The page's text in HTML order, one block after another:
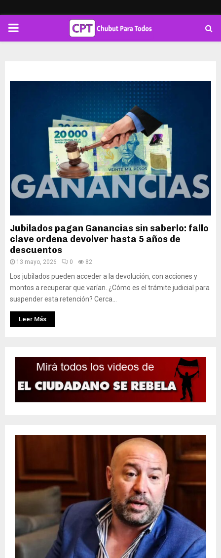
PRIMARY
Jubilados pagan Ganancias sin saberlo: fallo
clave ordena devolver hasta 5 años de
descuentos
13 mayo, 2026 0 82
Los jubilados pueden acceder a la devolución, con acciones y
montos a recuperar que varían. ¿Cómo es el trámite judicial para
suspender esta retención? Cerca...
Leer Más